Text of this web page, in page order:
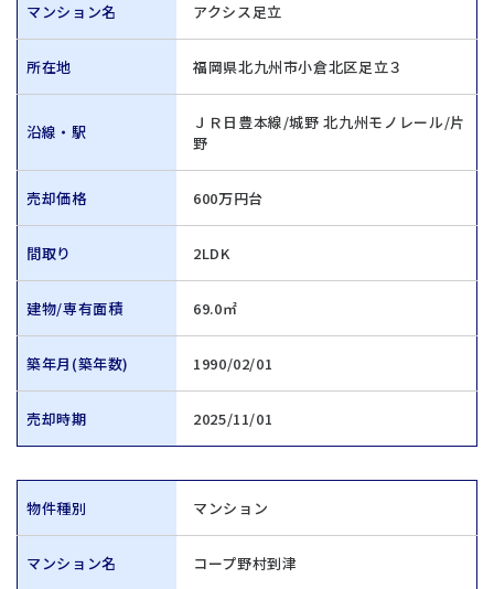
マンション名 アクシス足立
所在地 福岡県北九州市小倉北区足立３
沿線・駅
ＪＲ日豊本線/城野 北九州モノレール/片
野
売却価格 600万円台
間取り 2LDK
建物/専有面積 69.0㎡
築年月(築年数) 1990/02/01
売却時期 2025/11/01
物件種別 マンション
マンション名 コープ野村到津